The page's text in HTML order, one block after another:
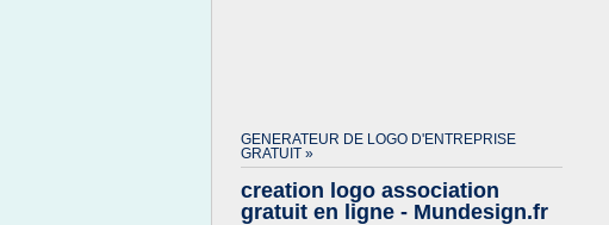
GENERATEUR DE LOGO D'ENTREPRISE
GRATUIT »
creation logo association
gratuit en ligne - Mundesign.fr